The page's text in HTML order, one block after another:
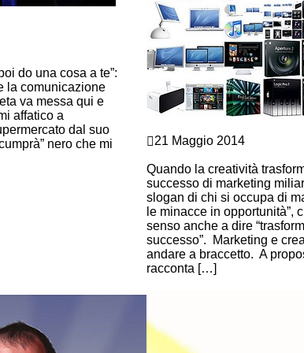
do una cosa a te”:
la comunicazione
va messa qui e
affatico a
dal suo
nero che mi
21 Maggio 2014
Quando la creatività
successo di marketing
slogan di chi si occupa di
le minacce in opportunità”,
senso anche a dire
successo”. Marketing e
andare a braccetto. A
racconta […]